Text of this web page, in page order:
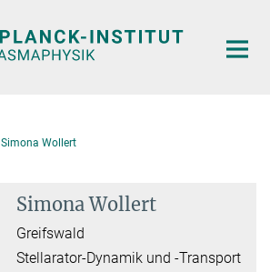
Simona Wollert
Simona Wollert
Greifswald
Stellarator-Dynamik und -Transport